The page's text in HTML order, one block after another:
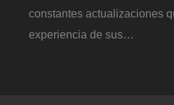
constantes actualizaciones
experiencia de sus…